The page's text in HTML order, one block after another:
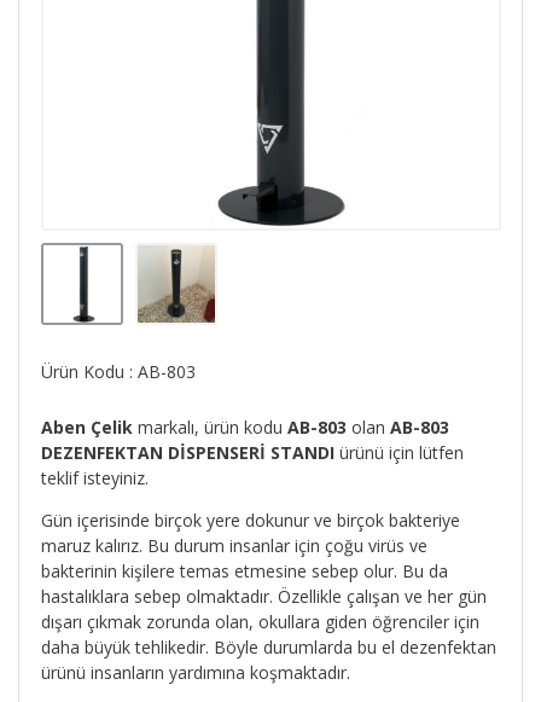
Ürün Kodu : AB-803
Aben Çelikmarkalı, ürün kodu AB-803 olan AB-803
DEZENFEKTAN DİSPENSERİ STANDIürünü için lütfen
teklif isteyiniz.
Gün içerisinde birçok yere dokunur ve birçok bakteriye
maruz kalırız. Bu durum insanlar için çoğu virüs ve
bakterinin kişilere temas etmesine sebep olur. Bu da
hastalıklara sebep olmaktadır. Özellikle çalışan ve her gün
dışarı çıkmak zorunda olan, okullara giden öğrenciler için
daha büyük tehlikedir. Böyle durumlarda bu el dezenfektan
ürünü insanların yardımına koşmaktadır.